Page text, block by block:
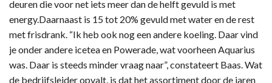
deuren die voor net iets meer dan de helft gevuld is met
energy.Daarnaast is 15 tot 20% gevuld met water en de rest
met frisdrank. “Ik heb ook nog een andere koeling. Daar vind
je onder andere icetea en Powerade, wat voorheen Aquarius
was. Daar is steeds minder vraag naar”, constateert Baas. Wat
de bedrijfsleider opvalt, is dat het assortiment door de jaren